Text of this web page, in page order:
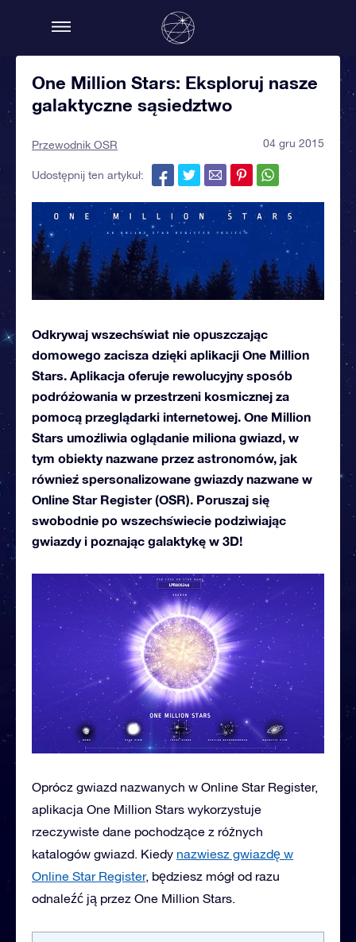
One Million Stars: Eksploruj nasze
galaktyczne sąsiedztwo
Przewodnik OSR 04 gru 2015
Udostępnij ten artykuł:
Odkrywaj wszechświat nie opuszczając
domowego zacisza dzięki aplikacji One Million
Stars. Aplikacja oferuje rewolucyjny sposób
podróżowania w przestrzeni kosmicznej za
pomocą przeglądarki internetowej. One Million
Stars umożliwia oglądanie miliona gwiazd, w
tym obiekty nazwane przez astronomów, jak
również spersonalizowane gwiazdy nazwane w
Online Star Register (OSR). Poruszaj się
swobodnie po wszechświecie podziwiając
gwiazdy i poznając galaktykę w 3D!
Oprócz gwiazd nazwanych w Online Star Register,
aplikacja One Million Stars wykorzystuje
rzeczywiste dane pochodzące z różnych
katalogów gwiazd. Kiedy nazwiesz gwiazdę w
Online Star Register, będziesz mógł od razu
odnaleźć ją przez One Million Stars.